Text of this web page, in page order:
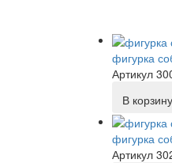
фигурка
Артикул
В корзину
фигурка
Артикул